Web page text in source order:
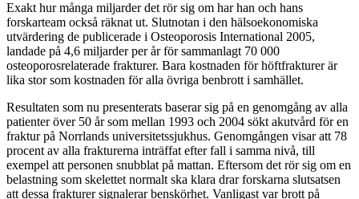
Exakt hur många miljarder det rör sig om har han och hans
forskarteam också räknat ut. Slutnotan i den hälsoekonomiska
utvärdering de publicerade i Osteoporosis International 2005,
landade på 4,6 miljarder per år för sammanlagt 70 000
osteoporosrelaterade frakturer. Bara kostnaden för höftfrakturer är
lika stor som kostnaden för alla övriga benbrott i samhället.
Resultaten som nu presenterats baserar sig på en genomgång av alla
patienter över 50 år som mellan 1993 och 2004 sökt akutvård för en
fraktur på Norrlands universitetssjukhus. Genomgången visar att 78
procent av alla frakturerna inträffat efter fall i samma nivå, till
exempel att personen snubblat på mattan. Eftersom det rör sig om en
belastning som skelettet normalt ska klara drar forskarna slutsatsen
att dessa frakturer signalerar benskörhet. Vanligast var brott på